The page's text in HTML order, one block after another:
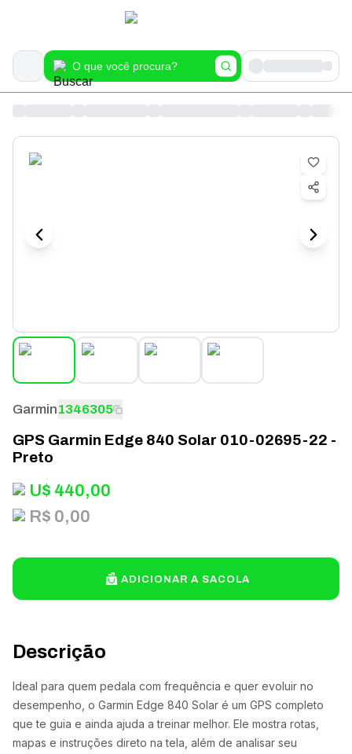
Descrição
Ideal para quem pedala com frequência e quer evoluir no
desempenho, o Garmin Edge 840 Solar é um GPS completo
que te guia e ainda ajuda a treinar melhor. Ele mostra rotas,
mapas e instruções direto na tela, além de analisar seu
Garmin1346305
GPS Garmin Edge 840 Solar 010-02695-22 -
Preto
U$ 440,00
R$ 0,00
ADICIONAR A SACOLA